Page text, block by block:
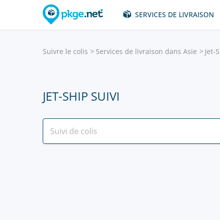
SERVICES DE LIVRAISON
Suivre le colis Services de livraison dans Asie Jet-
JET-SHIP SUIVI